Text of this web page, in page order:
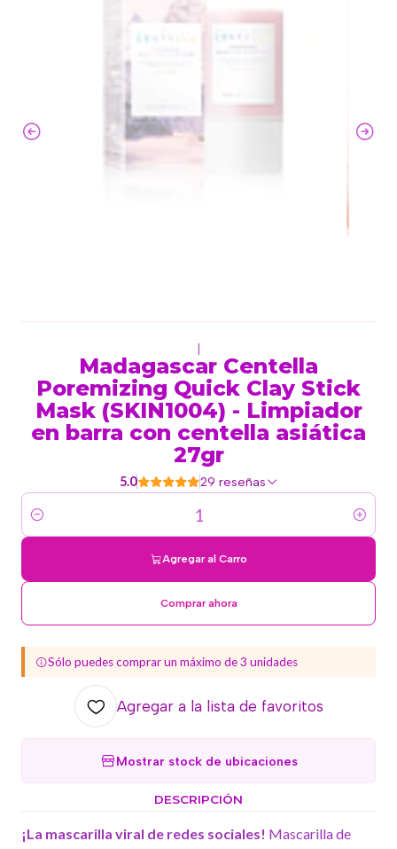
Madagascar Centella
Poremizing Quick Clay Stick
Mask (SKIN1004) - Limpiador
en barra con centella asiática
27gr
5.0 29 reseñas
Cantidad
Agregar al Carro
Comprar ahora
Sólo puedes comprar un máximo de 3 unidades
Agregar a la lista de favoritos
Mostrar stock de ubicaciones
DESCRIPCIÓN
¡La mascarilla viral de redes sociales! Mascarilla de